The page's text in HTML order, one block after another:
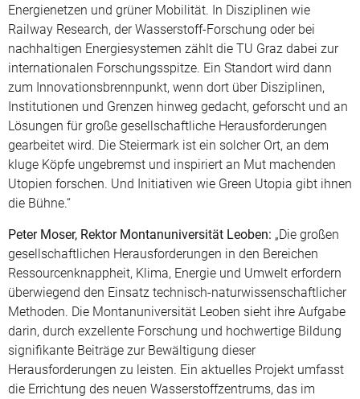
Energienetzen und grüner Mobilität. In Disziplinen wie
Railway Research, der Wasserstoff-Forschung oder bei
nachhaltigen Energiesystemen zählt die TU Graz dabei zur
internationalen Forschungsspitze. Ein Standort wird dann
zum Innovationsbrennpunkt, wenn dort über Disziplinen,
Institutionen und Grenzen hinweg gedacht, geforscht und an
Lösungen für große gesellschaftliche Herausforderungen
gearbeitet wird. Die Steiermark ist ein solcher Ort, an dem
kluge Köpfe ungebremst und inspiriert an Mut machenden
Utopien forschen. Und Initiativen wie Green Utopia gibt ihnen
die Bühne.“
Peter Moser, Rektor Montanuniversität Leoben: „Die großen
gesellschaftlichen Herausforderungen in den Bereichen
Ressourcenknappheit, Klima, Energie und Umwelt erfordern
überwiegend den Einsatz technisch-naturwissenschaftlicher
Methoden. Die Montanuniversität Leoben sieht ihre Aufgabe
darin, durch exzellente Forschung und hochwertige Bildung
signifikante Beiträge zur Bewältigung dieser
Herausforderungen zu leisten. Ein aktuelles Projekt umfasst
die Errichtung des neuen Wasserstoffzentrums, das im